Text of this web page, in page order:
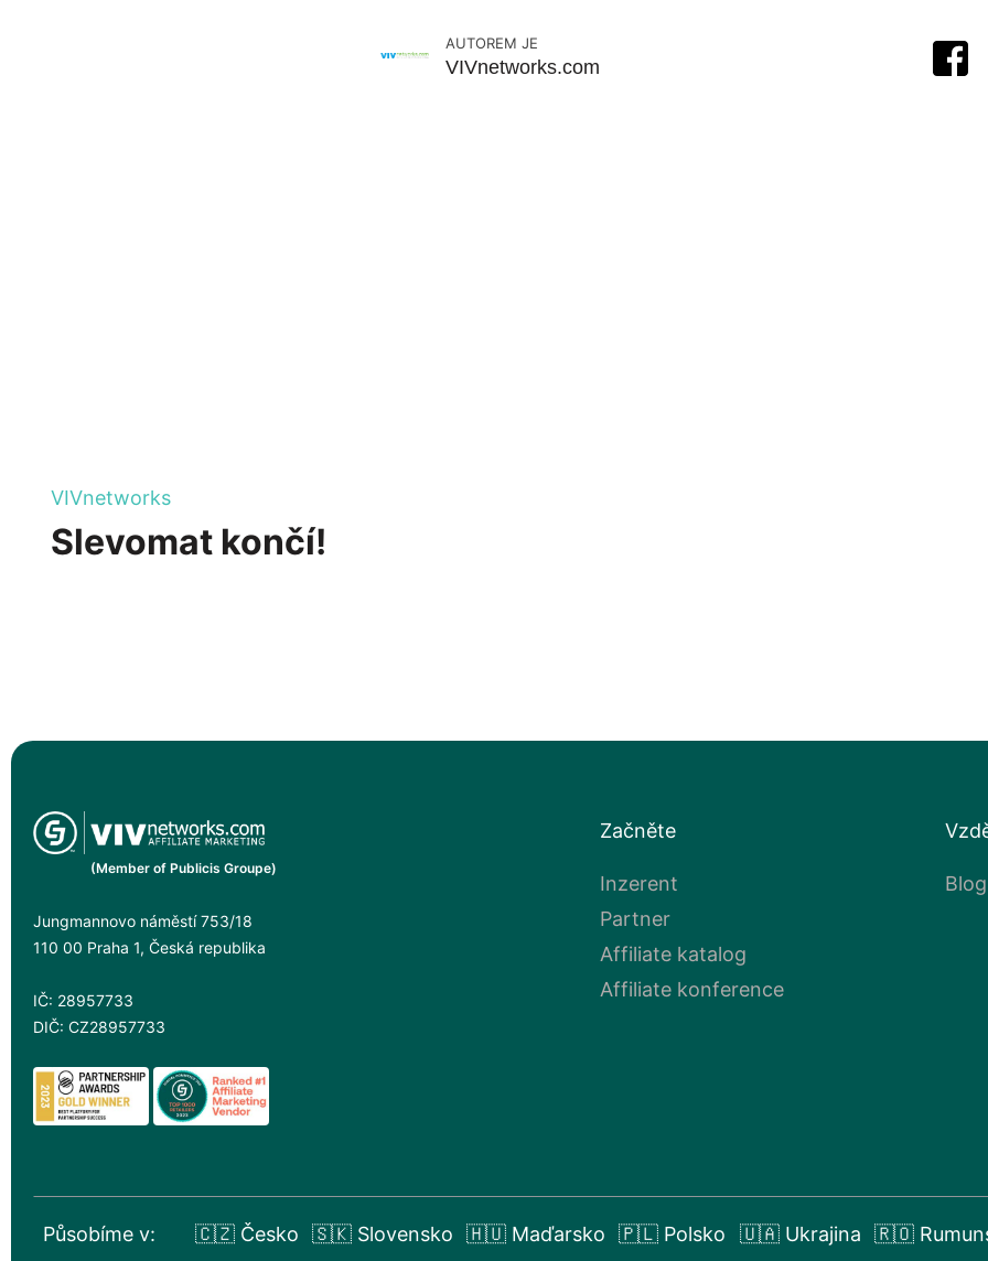
AUTOREM JE
VIVnetworks.com
Slevomat končí!
VIVnetworks
(Member of Publicis Groupe)
Jungmannovo náměstí 753/18
110 00 Praha 1, Česká republika
IČ: 28957733
DIČ: CZ28957733
Začněte
Inzerent
Partner
Affiliate katalog
Affiliate konference
Blog
Působíme v: 🇨🇿 Česko 🇸🇰 Slovensko 🇭🇺 Maďarsko 🇵🇱 Polsko 🇺🇦 Ukrajina 🇷🇴